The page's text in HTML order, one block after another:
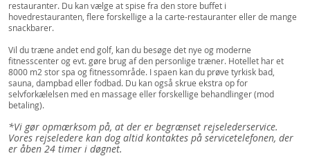
restauranter. Du kan vælge at spise fra den store buffet i
hovedrestauranten, flere forskellige a la carte-restauranter eller de mange
snackbarer.
Vil du træne andet end golf, kan du besøge det nye og moderne
fitnesscenter og evt. gøre brug af den personlige træner. Hotellet har et
8000 m2 stor spa og fitnessområde. I spaen kan du prøve tyrkisk bad,
sauna, dampbad eller fodbad. Du kan også skrue ekstra op for
selvforkælelsen med en massage eller forskellige behandlinger (mod
betaling).
*Vi gør opmærksom på, at der er begrænset rejselederservice.
Vores rejseledere kan dog altid kontaktes på servicetelefonen, der
er åben 24 timer i døgnet.